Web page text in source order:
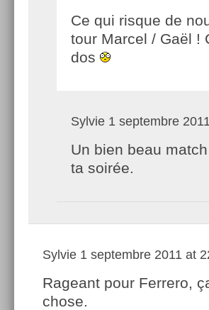
Ce qui risque de
tour Marcel / Gaël !
dos
Sylvie 1 septembre
Un bien beau
ta soirée.
Sylvie 1 septembre 2011 at
Rageant pour Ferrero,
chose.